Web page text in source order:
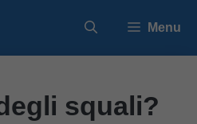
Menu
squali?